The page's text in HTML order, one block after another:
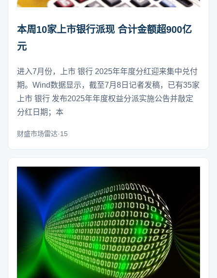
本周10家上市银行派现 合计金额超900亿
元
进入7月份，上市 银行 2025年年度分红迎来集中兑付
期。Wind数据显示，截至7月8日记者发稿，已有35家
上市 银行 发布2025年年度权益分派实施公告并敲定
分红日期；本
财盛市场雷达·15